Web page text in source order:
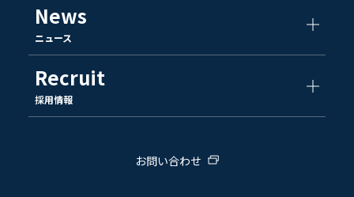
News
ニュース
Recruit
採用情報
お問い合わせ